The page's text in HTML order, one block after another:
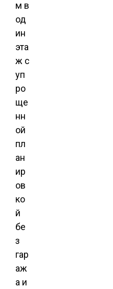
м в
од
ин
эта
ж с
уп
ро
ще
нн
ой
пл
ан
ир
ов
ко
й
бе
з
гар
аж
а и